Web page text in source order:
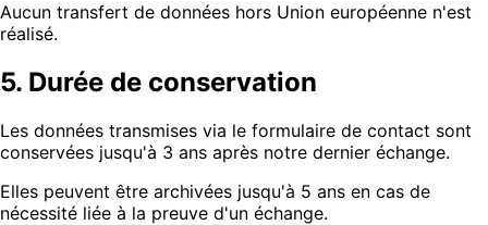
Aucun transfert de données hors Union européenne n'est
réalisé.
5. Durée de conservation
Les données transmises via le formulaire de contact sont
conservées jusqu'à 3 ans après notre dernier échange.
Elles peuvent être archivées jusqu'à 5 ans en cas de
nécessité liée à la preuve d'un échange.